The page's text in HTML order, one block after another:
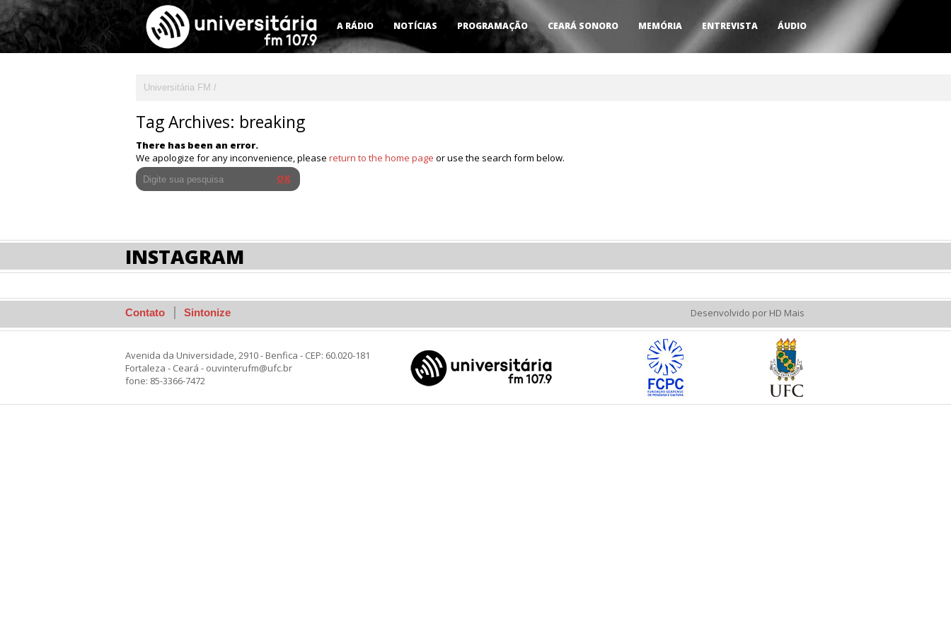
A RÁDIO NOTÍCIAS PROGRAMAÇÃO CEARÁ SONORO MEMÓRIA ENTREVISTA ÁUDIO
Universitária FM
Tag Archives: breaking
There has been an error.
We apologize for any inconvenience, please return to the home page or use the search form below.
INSTAGRAM
Contato Sintonize Desenvolvido por HD Mais
Avenida da Universidade, 2910 - Benfica - CEP: 60.020-181
Fortaleza - Ceará - ouvinterufm@ufc.br
fone: 85-3366-7472